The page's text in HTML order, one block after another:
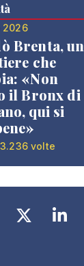
2026
Brenta, un
che
«Non
il Bronx di
qui si
volte